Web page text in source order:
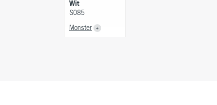
Wit
S085
Monster